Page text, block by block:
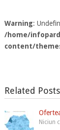
Warning:
/home/
content/
Related Posts
Niciun